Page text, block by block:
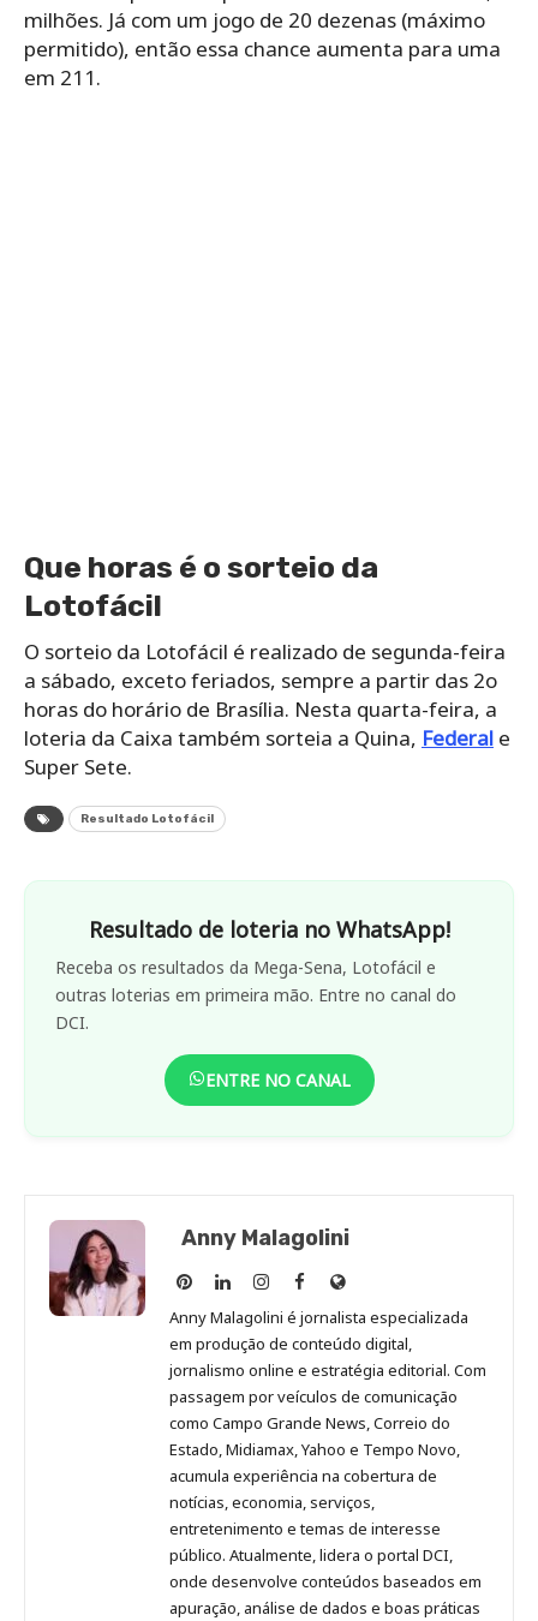
milhões. Já com um jogo de 20 dezenas (máximo
permitido), então essa chance aumenta para uma
em 211.
Que horas é o sorteio da
Lotofácil
O sorteio da Lotofácil é realizado de segunda-feira
a sábado, exceto feriados, sempre a partir das 2o
horas do horário de Brasília. Nesta quarta-feira, a
loteria da Caixa também sorteia a Quina, Federal e
Super Sete.
Resultado Lotofácil
Resultado de loteria no WhatsApp!
Receba os resultados da Mega-Sena, Lotofácil e
outras loterias em primeira mão. Entre no canal do
DCI.
ENTRE NO CANAL
Anny Malagolini
Anny
Malagolini
no
Pinterest
Anny
Malagolini
no
LinkedIn
Anny
Malagolini
no
Instagram
Anny
Malagolini
no
Facebook
Site
de
Anny
Malagolini
Anny Malagolini é jornalista especializada
em produção de conteúdo digital,
jornalismo online e estratégia editorial. Com
passagem por veículos de comunicação
como Campo Grande News, Correio do
Estado, Midiamax, Yahoo e Tempo Novo,
acumula experiência na cobertura de
notícias, economia, serviços,
entretenimento e temas de interesse
público. Atualmente, lidera o portal DCI,
onde desenvolve conteúdos baseados em
apuração, análise de dados e boas práticas